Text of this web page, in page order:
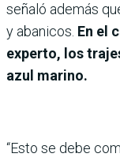
señaló además
y abanicos. En el
experto, los
azul marino.
“Esto se debe